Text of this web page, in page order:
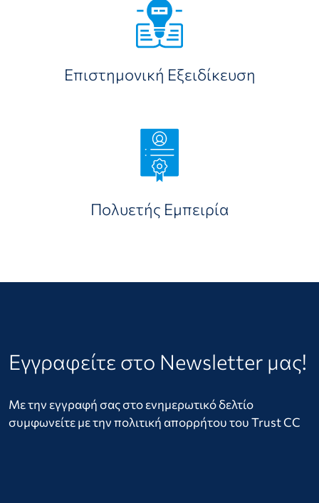
Επιστημονική Εξειδίκευση
Πολυετής Εμπειρία
Εγγραφείτε στο Newsletter μας!
Με την εγγραφή σας στο ενημερωτικό δελτίο
συμφωνείτε με την πολιτική απορρήτου του Trust CC